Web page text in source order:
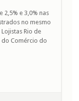
2,5% e 3,0% nas
no mesmo
Rio de
do Comércio do